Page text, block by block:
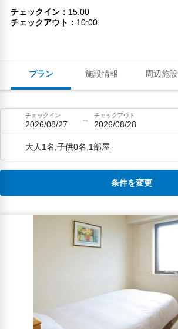
プラン 施設情報 周辺施設
チェックイン
15:00
チェックアウト
10:00
チェックイン
2026/08/27
チェックアウト
2026/08/28
大人1名,子供0名,1部屋
条件を変更